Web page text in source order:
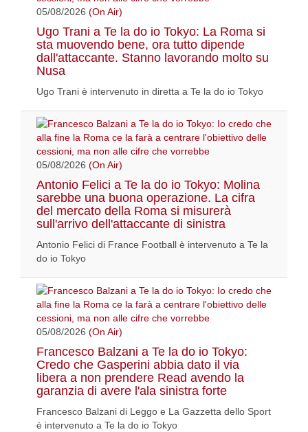
05/08/2026 (On Air)
Ugo Trani a Te la do io Tokyo: La Roma si
sta muovendo bene, ora tutto dipende
dall'attaccante. Stanno lavorando molto su
Nusa
Ugo Trani è intervenuto in diretta a Te la do io Tokyo
05/08/2026 (On Air)
Antonio Felici a Te la do io Tokyo: Molina
sarebbe una buona operazione. La cifra
del mercato della Roma si misurerà
sull'arrivo dell'attaccante di sinistra
Antonio Felici di France Football è intervenuto a Te la
do io Tokyo
05/08/2026 (On Air)
Francesco Balzani a Te la do io Tokyo:
Credo che Gasperini abbia dato il via
libera a non prendere Read avendo la
garanzia di avere l'ala sinistra forte
Francesco Balzani di Leggo e La Gazzetta dello Sport
è intervenuto a Te la do io Tokyo